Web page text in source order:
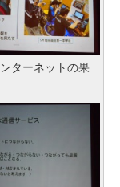
ターネットの果